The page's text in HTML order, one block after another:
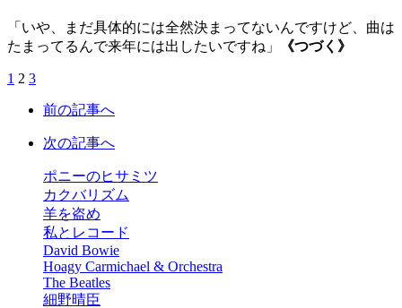
「いや、まだ具体的には全然決まってないんですけど、曲は
たまってるんで来年には出したいですね」
《つづく》
1 2 3
前の記事へ
次の記事へ
ポニーのヒサミツ
カクバリズム
羊を盗め
私とレコード
David Bowie
Hoagy Carmichael & Orchestra
The Beatles
細野晴臣